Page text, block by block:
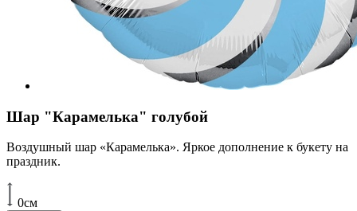
Шар "Карамелька" голубой
Воздушный шар «Карамелька». Яркое дополнение к букету на
праздник.
0см